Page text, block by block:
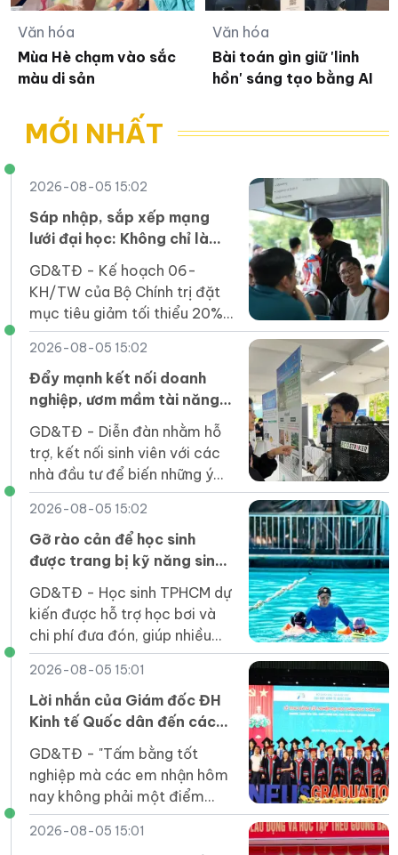
Văn hóa
Mùa Hè chạm vào sắc
màu di sản
Văn hóa
Bài toán gìn giữ 'linh
hồn' sáng tạo bằng AI
MỚI NHẤT
2026-08-05 15:02
Sáp nhập, sắp xếp mạng
lưới đại học: Không chỉ là
phép cộng cơ học
GD&TĐ - Kế hoạch 06-
KH/TW của Bộ Chính trị đặt
mục tiêu giảm tối thiểu 20%
đầu mối cơ sở giáo dục đại
học công lập trước ngày
1/4/2027.
2026-08-05 15:02
Đẩy mạnh kết nối doanh
nghiệp, ươm mầm tài năng
khởi nghiệp của sinh viên
GD&TĐ - Diễn đàn nhằm hỗ
trợ, kết nối sinh viên với các
nhà đầu tư để biến những ý
tưởng đổi mới sáng tạo thành
sản phẩm thiết thực cho xã
hội.
2026-08-05 15:02
Gỡ rào cản để học sinh
được trang bị kỹ năng sinh
GD&TĐ - Học sinh TPHCM dự
kiến được hỗ trợ học bơi và
chi phí đưa đón, giúp nhiều
em tiếp cận kỹ năng an toàn
dưới nước ngay trong trường
học.
2026-08-05 15:01
Lời nhắn của Giám đốc ĐH
Kinh tế Quốc dân đến các
GD&TĐ - "Tấm bằng tốt
nghiệp mà các em nhận hôm
nay không phải một điểm
dừng mà là tấm vé để các
em bước vào một sân chơi
2026-08-05 15:01